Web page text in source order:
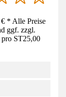
* Alle Preise
ggf. zzgl.
pro ST25,00